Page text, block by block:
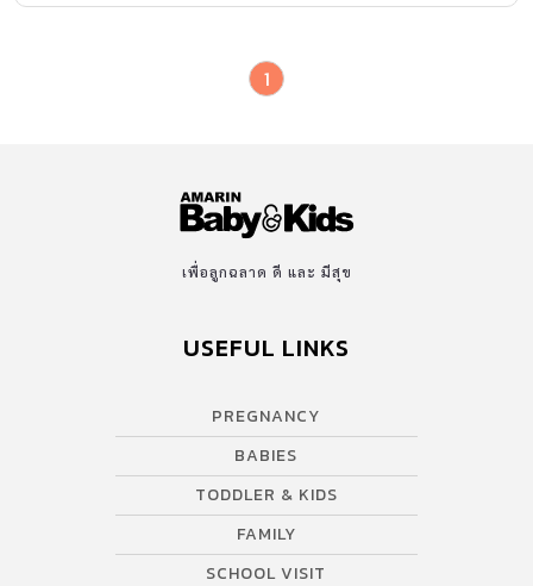
1
เพื่อลูกฉลาด ดี และ มีสุข
USEFUL LINKS
PREGNANCY
BABIES
TODDLER & KIDS
FAMILY
SCHOOL VISIT